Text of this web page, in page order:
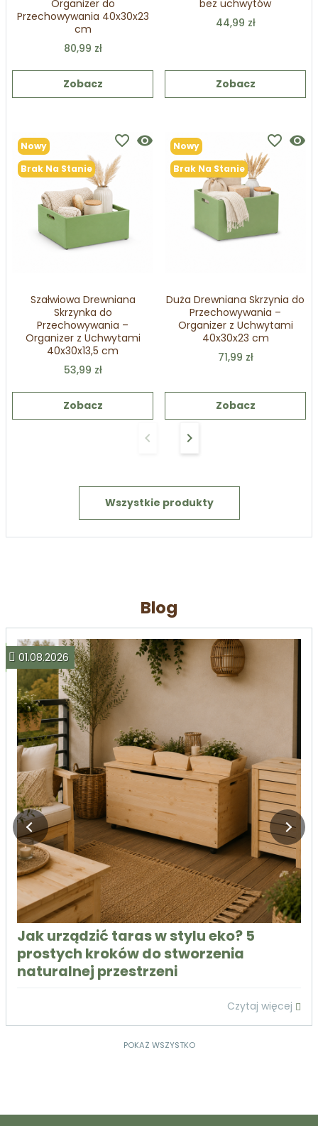
Organizer do
Przechowywania 40x30x23
cm
80,99 zł
Zobacz
bez uchwytów
44,99 zł
Zobacz
Nowy
Brak Na Stanie
visibility
favorite_border
Szałwiowa Drewniana
Skrzynka do
Przechowywania –
Organizer z Uchwytami
40x30x13,5 cm
53,99 zł
Zobacz
Nowy
Brak Na Stanie
visibility
favorite_border
Duża Drewniana Skrzynia do
Przechowywania –
Organizer z Uchwytami
40x30x23 cm
71,99 zł
Zobacz
Poprzedni
keyboard_arrow_left Następny
keyboard_arrow_right
Wszystkie produkty
Blog
Jak urządzić taras w stylu eko? 5
prostych kroków do stworzenia
naturalnej przestrzeni
01.08.2026
Czytaj więcej
POKAŻ WSZYSTKO